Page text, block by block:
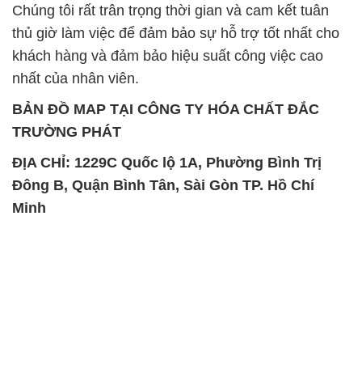
Chúng tôi rất trân trọng thời gian và cam kết tuân
thủ giờ làm việc để đảm bảo sự hỗ trợ tốt nhất cho
khách hàng và đảm bảo hiệu suất công việc cao
nhất của nhân viên.
BẢN ĐỒ MAP TẠI CÔNG TY HÓA CHẤT ĐẮC
TRƯỜNG PHÁT
ĐỊA CHỈ: 1229C Quốc lộ 1A, Phường Bình Trị
Đông B, Quận Bình Tân, Sài Gòn TP. Hồ Chí
Minh